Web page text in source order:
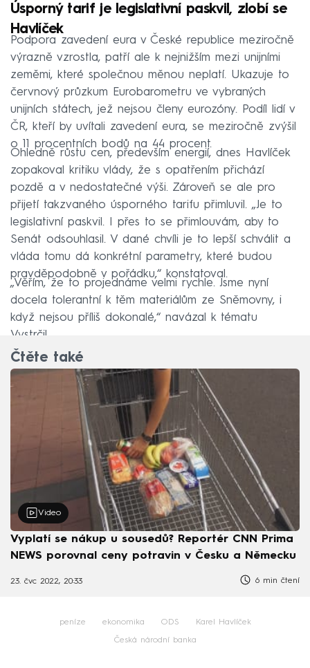
Úsporný tarif je legislativní paskvil, zlobí se
Havlíček
Podpora zavedení eura v České republice meziročně
výrazně vzrostla, patří ale k nejnižším mezi unijními
zeměmi, které společnou měnou neplatí. Ukazuje to
červnový průzkum Eurobarometru ve vybraných
unijních státech, jež nejsou členy eurozóny. Podíl lidí v
ČR, kteří by uvítali zavedení eura, se meziročně zvýšil
o 11 procentních bodů na 44 procent.
Ohledně růstu cen, především energií, dnes Havlíček
zopakoval kritiku vlády, že s opatřením přichází
pozdě a v nedostatečné výši. Zároveň se ale pro
přijetí takzvaného úsporného tarifu přimluvil. „Je to
legislativní paskvil. I přes to se přimlouvám, aby to
Senát odsouhlasil. V dané chvíli je to lepší schválit a
vláda tomu dá konkrétní parametry, které budou
pravděpodobně v pořádku,“ konstatoval.
„Věřím, že to projednáme velmi rychle. Jsme nyní
docela tolerantní k těm materiálům ze Sněmovny, i
když nejsou příliš dokonalé,“ navázal k tématu
Vystrčil.
Čtěte také
Video
Vyplatí se nákup u sousedů? Reportér CNN Prima
NEWS porovnal ceny potravin v Česku a Německu
23. čvc 2022, 20:33 6 min čtení
peníze ekonomika ODS Karel Havlíček
Česká národní banka